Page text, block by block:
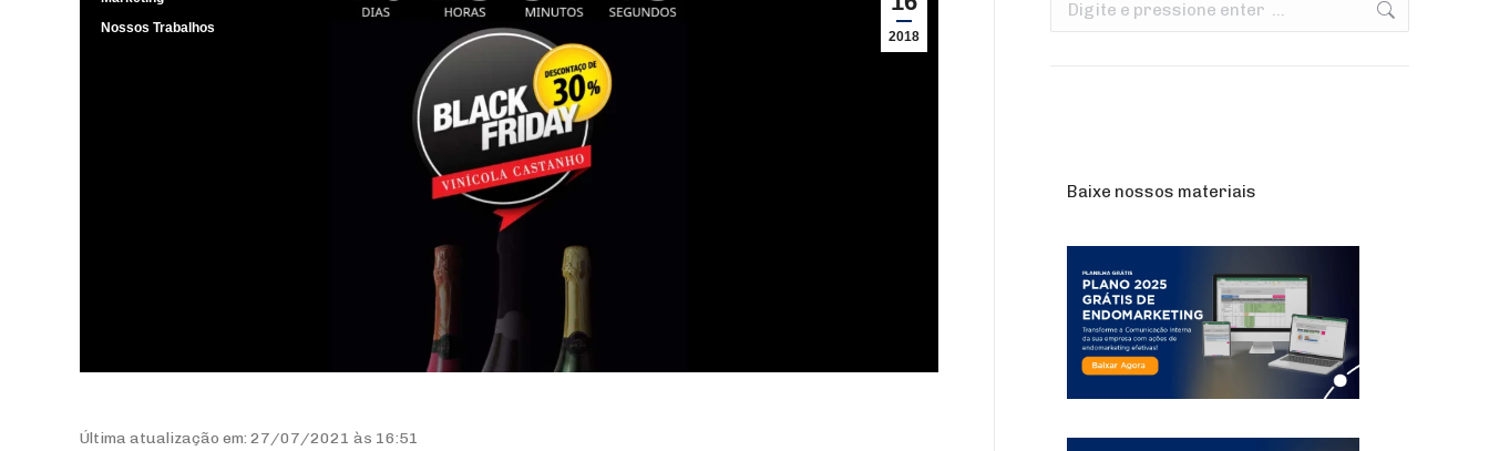
2018
Nossos Trabalhos
Última atualização em: 27/07/2021 às 16:51
Baixe nossos materiais